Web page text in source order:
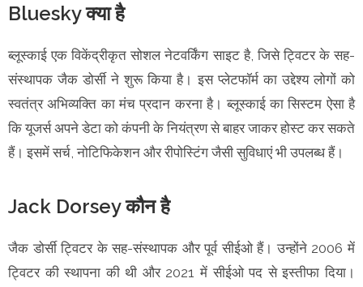
Bluesky क्या है
ब्लूस्काई एक विकेंद्रीकृत सोशल नेटवर्किंग साइट है, जिसे ट्विटर के सह-
संस्थापक जैक डोर्सी ने शुरू किया है। इस प्लेटफॉर्म का उद्देश्य लोगों को
स्वतंत्र अभिव्यक्ति का मंच प्रदान करना है। ब्लूस्काई का सिस्टम ऐसा है
कि यूजर्स अपने डेटा को कंपनी के नियंत्रण से बाहर जाकर होस्ट कर सकते
हैं। इसमें सर्च, नोटिफिकेशन और रीपोस्टिंग जैसी सुविधाएं भी उपलब्ध हैं।
Jack Dorsey कौन है
जैक डोर्सी ट्विटर के सह-संस्थापक और पूर्व सीईओ हैं। उन्होंने 2006 में
ट्विटर की स्थापना की थी और 2021 में सीईओ पद से इस्तीफा दिया।